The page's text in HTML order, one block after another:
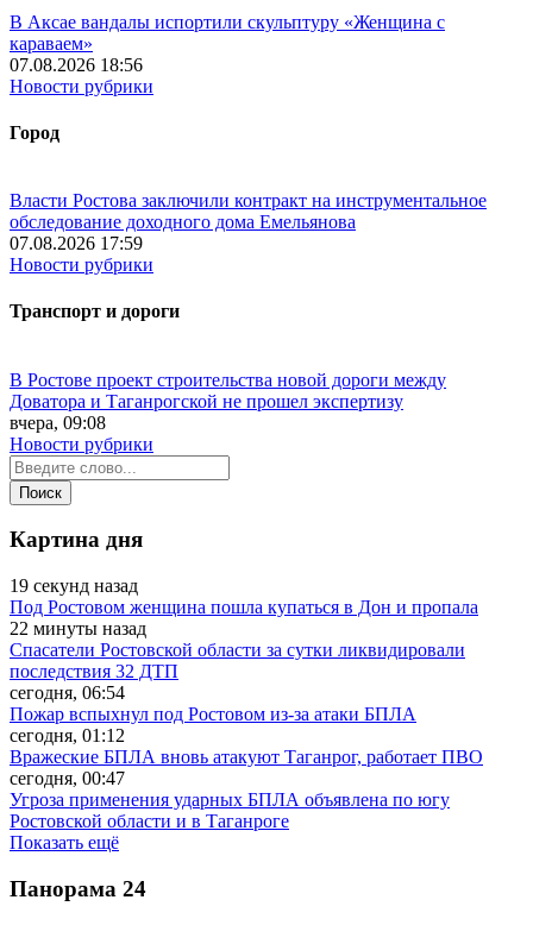
В Аксае вандалы испортили скульптуру «Женщина с
караваем»
07.08.2026 18:56
Новости рубрики
Город
Власти Ростова заключили контракт на инструментальное
обследование доходного дома Емельянова
07.08.2026 17:59
Новости рубрики
Транспорт и дороги
В Ростове проект строительства новой дороги между
Доватора и Таганрогской не прошел экспертизу
вчера, 09:08
Новости рубрики
Картина дня
19 секунд назад
Под Ростовом женщина пошла купаться в Дон и пропала
22 минуты назад
Спасатели Ростовской области за сутки ликвидировали
последствия 32 ДТП
сегодня, 06:54
Пожар вспыхнул под Ростовом из-за атаки БПЛА
сегодня, 01:12
Вражеские БПЛА вновь атакуют Таганрог, работает ПВО
сегодня, 00:47
Угроза применения ударных БПЛА объявлена по югу
Ростовской области и в Таганроге
Показать ещё
Панорама 24